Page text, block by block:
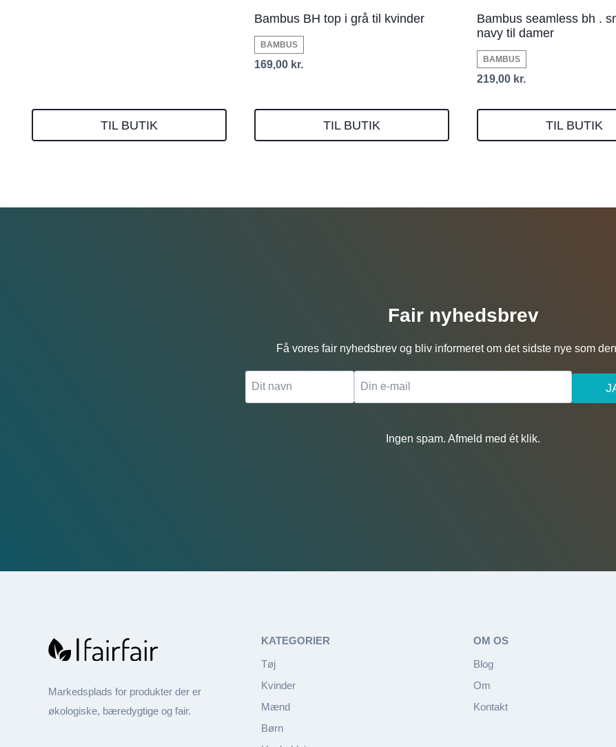
TIL BUTIK
Bambus BH top i grå til kvinder
BAMBUS
169,00 kr.
TIL BUTIK
Bambus seamless bh .
navy til damer
BAMBUS
219,00 kr.
TIL BUTIK
Fair nyhedsbrev
Få vores fair nyhedsbrev og bliv informeret om det sidste nye som
Ingen spam. Afmeld med ét klik.
Markedsplads for produkter der er
økologiske, bæredygtige og fair.
KATEGORIER
Tøj
Kvinder
Mænd
Børn
OM OS
Blog
Om
Kontakt